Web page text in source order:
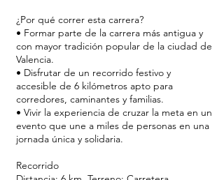
¿Por qué correr esta carrera?
• Formar parte de la carrera más antigua y
con mayor tradición popular de la ciudad de
Valencia.
• Disfrutar de un recorrido festivo y
accesible de 6 kilómetros apto para
corredores, caminantes y familias.
• Vivir la experiencia de cruzar la meta en un
evento que une a miles de personas en una
jornada única y solidaria.
Recorrido